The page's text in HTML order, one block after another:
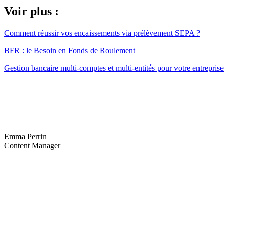
Voir plus :
Comment réussir vos encaissements via prélèvement SEPA ?
BFR : le Besoin en Fonds de Roulement
Gestion bancaire multi-comptes et multi-entités pour votre entreprise
Emma Perrin
Content Manager